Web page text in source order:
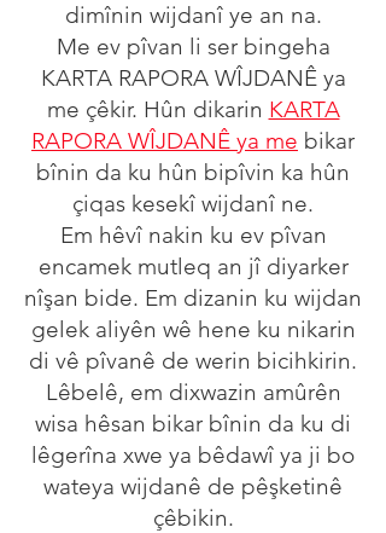
dimînin wijdanî ye an na.
Me ev pîvan li ser bingeha
KARTA RAPORA WÎJDANÊ ya
me çêkir. Hûn dikarin KARTA
RAPORA WÎJDANÊ ya me bikar
bînin da ku hûn bipîvin ka hûn
çiqas kesekî wijdanî ne.
Em hêvî nakin ku ev pîvan
encamek mutleq an jî diyarker
nîşan bide. Em dizanin ku wijdan
gelek aliyên wê hene ku nikarin
di vê pîvanê de werin bicihkirin.
Lêbelê, em dixwazin amûrên
wisa hêsan bikar bînin da ku di
lêgerîna xwe ya bêdawî ya ji bo
wateya wijdanê de pêşketinê
çêbikin.